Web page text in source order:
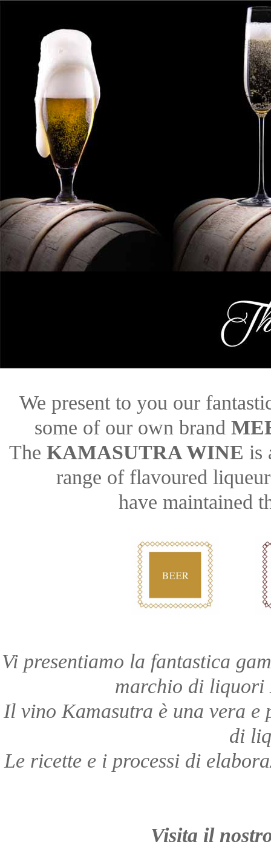
We present to you our
some of our own brand
The KAMASUTRA WINE is
range of flavoured
have maintained
Vi presentiamo la fantastica
marchio di liquori
Il vino Kamasutra è una vera
di
Le ricette e i processi di
Visita il